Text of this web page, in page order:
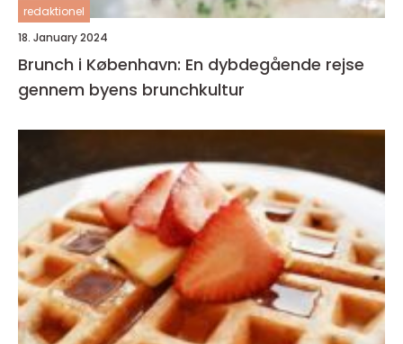
redaktionel
18. January 2024
Brunch i København: En dybdegående rejse
gennem byens brunchkultur